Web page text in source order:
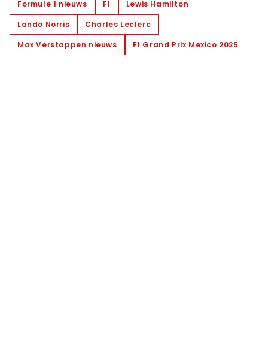
Formule 1 nieuws F1
Lewis Hamilton
Lando Norris
Charles Leclerc
Max Verstappen nieuws
F1 Grand Prix Mexico 2025